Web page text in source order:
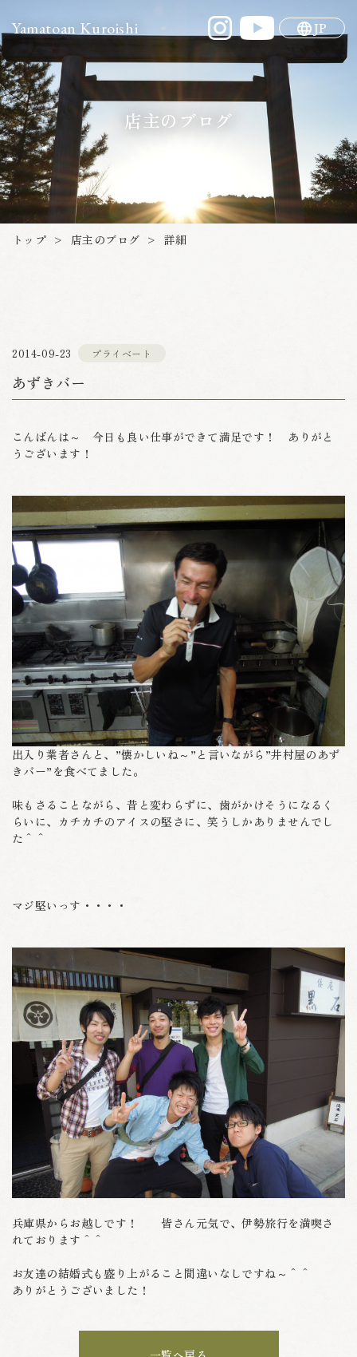
Yamatoan Kuroishi JP
店主のブログ
トップ > 店主のブログ > 詳細
2014-09-23 プライベート
あずきバー
こんばんは～ 今日も良い仕事ができて満足です！ ありがと
うございます！
出入り業者さんと、”懐かしいね～”と言いながら”井村屋のあず
きバー”を食べてました。
味もさることながら、昔と変わらずに、歯がかけそうになるく
らいに、カチカチのアイスの堅さに、笑うしかありませんでし
た＾＾
マジ堅いっす・・・・
兵庫県からお越しです！ 皆さん元気で、伊勢旅行を満喫さ
れております＾＾
お友達の結婚式も盛り上がること間違いなしですね～＾＾
ありがとうございました！